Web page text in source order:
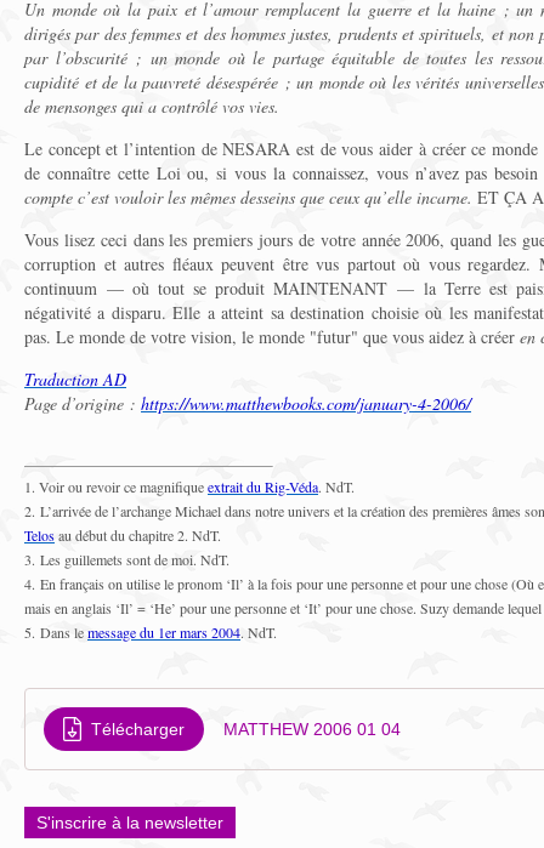
Un monde où la paix et l’amour remplacent la guerre et la haine ; un
dirigés par des femmes et des hommes justes, prudents et spirituels, et
par l’obscurité ; un monde où le partage équitable de toutes les
cupidité et de la pauvreté désespérée ; un monde où les vérités
de mensonges qui a contrôlé vos vies.
Le concept et l’intention de NESARA est de vous aider à créer ce monde
de connaître cette Loi ou, si vous la connaissez, vous n’avez pas
compte c’est vouloir les mêmes desseins que ceux qu’elle incarne. ET ÇA
Vous lisez ceci dans les premiers jours de votre année 2006, quand les
corruption et autres fléaux peuvent être vus partout où vous
continuum — où tout se produit MAINTENANT — la Terre est
négativité a disparu. Elle a atteint sa destination choisie où les
pas. Le monde de votre vision, le monde "futur" que vous aidez à créer en
Traduction AD
Page d’origine : https://www.matthewbooks.com/january-4-2006/
1. Voir ou revoir ce magnifiqueextrait du Rig-Véda. NdT.
2. L’arrivée de l’archange Michael dans notre univers et la création des premières âmes
Telosau début du chapitre 2. NdT.
3. Les guillemets sont de moi. NdT.
4. En français on utilise le pronom ‘Il’ à la fois pour une personne et pour une chose (Où
mais en anglais ‘Il’ = ‘He’ pour une personne et ‘It’ pour une chose. Suzy demande
5. Dans lemessage du 1er mars 2004. NdT.
Télécharger MATTHEW 2006 01 04
S'inscrire à la newsletter